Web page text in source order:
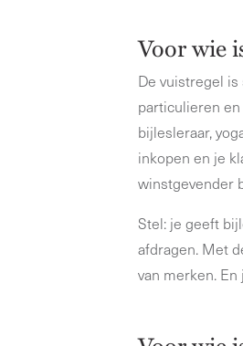
Voor wie
De vuistregel
particulieren en
bijlesleraar,
inkopen en je
winstgevender
Stel: je geeft
afdragen. Met
van merken.